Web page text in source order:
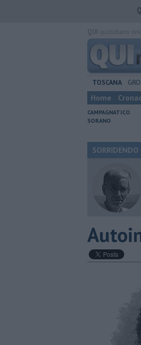
TOSCANA
Home
CAMPAGNATICO
SORANO